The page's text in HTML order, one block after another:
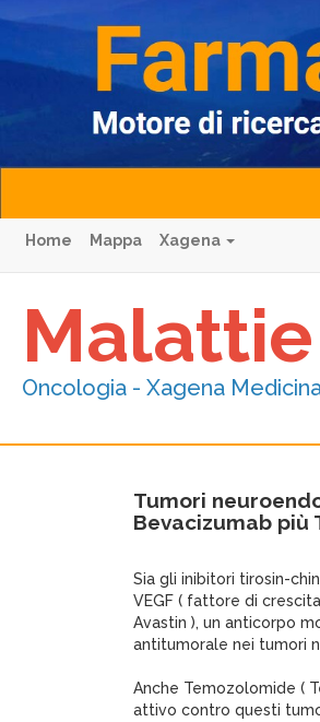
Home Mappa Xagena
Oncologia - Xagena
Tumori
Bevacizumab più
Sia gli inibitori tirosin-
VEGF ( fattore di
Avastin ), un anticorpo
antitumorale nei tumori
Anche Temozolomide (
attivo contro questi